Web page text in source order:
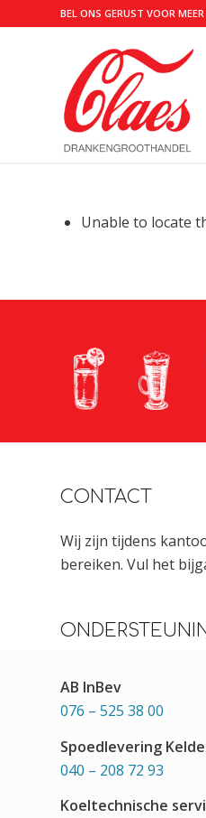
BEL ONS GERUST VOOR
Unable to locate
CONTACT
Wij zijn tijdens
bereiken. Vul het
AB InBev
076 – 525 38 00
Spoedlevering
040 – 208 72 93
Koeltechnische